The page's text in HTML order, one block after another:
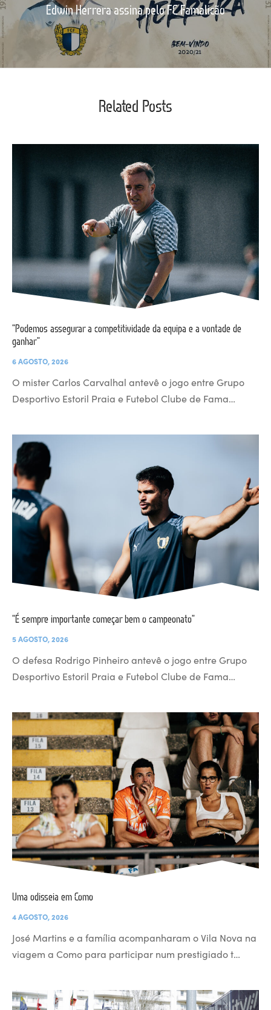
Edwin Herrera assina pelo FC Famalicão
Related Posts
“Podemos assegurar a competitividade da equipa e a vontade de
ganhar”
6 AGOSTO, 2026
O mister Carlos Carvalhal antevê o jogo entre Grupo
Desportivo Estoril Praia e Futebol Clube de Fama…
“É sempre importante começar bem o campeonato”
5 AGOSTO, 2026
O defesa Rodrigo Pinheiro antevê o jogo entre Grupo
Desportivo Estoril Praia e Futebol Clube de Fama…
Uma odisseia em Como
4 AGOSTO, 2026
José Martins e a família acompanharam o Vila Nova na
viagem a Como para participar num prestigiado t…